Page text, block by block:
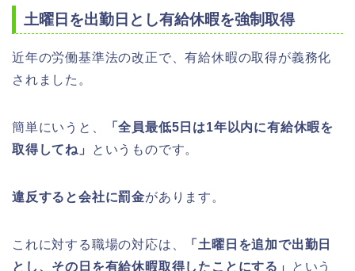
土曜日を出勤日とし有給休暇を強制取得
近年の労働基準法の改正で、有給休暇の取得が義務化
されました。
簡単にいうと、
「全員最低5日は1年以内に有給休暇を
取得してね」
というものです。
違反すると会社に罰金があります。
これに対する職場の対応は、
「土曜日を追加で出勤日
とし、その日を有給休暇取得したことにする」
という